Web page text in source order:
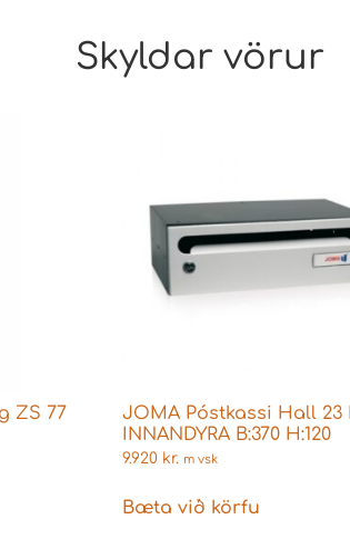
Skyldar vörur
ZS 77
JOMA Póstkassi Hall 23
INNANDYRA B:370 H:120
9.920 kr. m vsk
Bæta við körfu